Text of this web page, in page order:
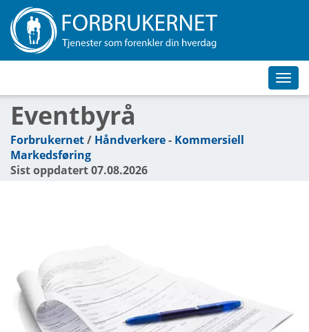
Eventbyrå
Forbrukernet/ Håndverkere- Kommersiell
Markedsføring
Sist oppdatert 07.08.2026